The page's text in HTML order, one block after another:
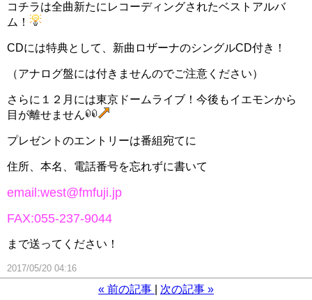
コチラは全曲新たにレコーディングされたベストアルバ
ム！
CDには特典として、新曲ロザーナのシングルCD付き！
（アナログ盤には付きませんのでご注意ください）
さらに１２月には東京ドームライブ！今後もイエモンから
目が離せません
プレゼントのエントリーは番組宛てに
住所、本名、電話番号を忘れずに書いて
email:west@fmfuji.jp
FAX:055-237-9044
まで送ってください！
2017/05/20 04:16
« 前の記事 次の記事 »